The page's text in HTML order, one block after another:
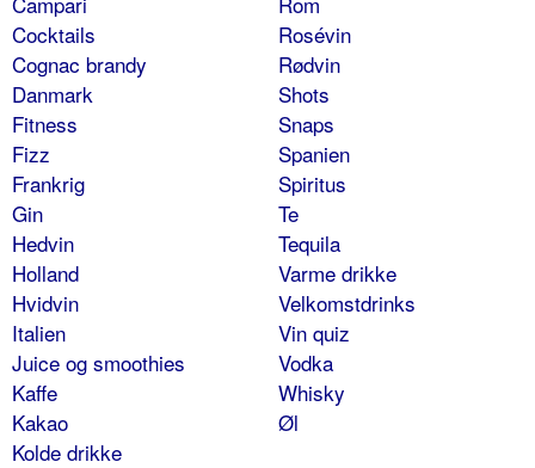
Cocktails
Cognac brandy
Danmark
Fitness
Fizz
Frankrig
Gin
Hedvin
Holland
Hvidvin
Italien
Juice og smoothies
Kaffe
Kakao
Kolde drikke
Rosévin
Rødvin
Shots
Snaps
Spanien
Spiritus
Te
Tequila
Varme drikke
Velkomstdrinks
Vin quiz
Vodka
Whisky
Øl